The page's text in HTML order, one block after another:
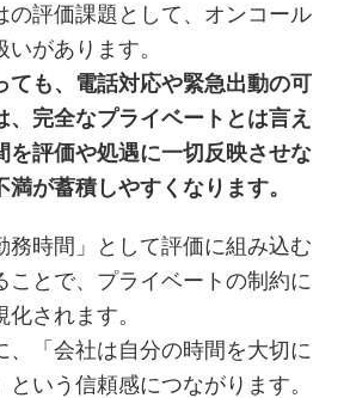
の評価課題として、オンコール
いがあります。
ても、電話対応や緊急出動の可
、完全なプライベートとは言え
を評価や処遇に一切反映させな
が蓄積しやすくなります。
務時間」として評価に組み込む
ことで、プライベートの制約に
されます。
、「会社は自分の時間を大切に
という信頼感につながります。